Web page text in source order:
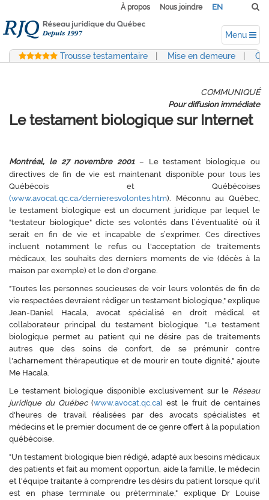
À propos Nous joindre EN
Menu
Trousse testamentaire Mise en demeure
COMMUNIQUÉ
Pour diffusion immédiate
Le testament biologique sur Internet
Montréal, le 27 novembre 2001– Le testament biologique ou
directives de fin de vie est maintenant disponible pour tous les
Québécois et Québécoises
(www.avocat.qc.ca/dernieresvolontes.htm). Méconnu au Québec,
le testament biologique est un document juridique par lequel le
"testateur biologique" dicte ses volontés dans l’éventualité où il
serait en fin de vie et incapable de s’exprimer. Ces directives
incluent notamment le refus ou l'acceptation de traitements
médicaux, les souhaits des derniers moments de vie (décès à la
maison par exemple) et le don d'organe.
"Toutes les personnes soucieuses de voir leurs volontés de fin de
vie respectées devraient rédiger un testament biologique," explique
Jean-Daniel Hacala, avocat spécialisé en droit médical et
collaborateur principal du testament biologique. "Le testament
biologique permet au patient qui ne désire pas de traitements
autres que des soins de confort, de se prémunir contre
l'acharnement thérapeutique et de mourir en toute dignité," ajoute
Me Hacala.
Le testament biologique disponible exclusivement sur le Réseau
juridique du Québec(www.avocat.qc.ca) est le fruit de centaines
d'heures de travail réalisées par des avocats spécialistes et
médecins et le premier document de ce genre offert à la population
québécoise.
"Un testament biologique bien rédigé, adapté aux besoins médicaux
des patients et fait au moment opportun, aide la famille, le médecin
et l'équipe traitante à comprendre les désirs du patient lorsque qu'il
est en phase terminale ou préterminale," explique Dr Louise